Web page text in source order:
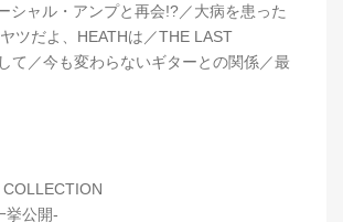
シャル・アンプと再会!?／大病を患った
ツだよ、HEATHは／THE LAST
て／今も変わらないギターとの関係／最
COLLECTION
挙公開-